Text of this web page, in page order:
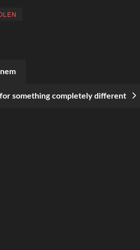
something completely different